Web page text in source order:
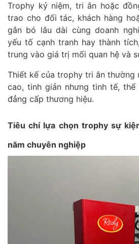
Trophy kỷ niệm, tri ân hoặc
trao cho đối tác, khách hàng
gắn bó lâu dài cùng doanh
yếu tố cạnh tranh hay thành
trung vào giá trị mối quan hệ và
Thiết kế của trophy tri ân thường
cao, tinh giản nhưng tinh tế,
đẳng cấp thương hiệu.
Tiêu chí lựa chọn trophy sự
năm chuyên nghiệp